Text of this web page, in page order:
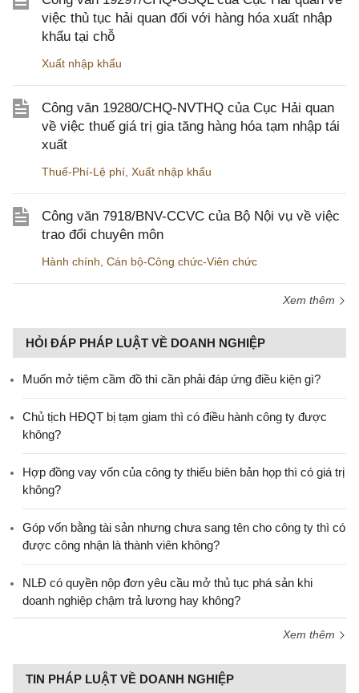
việc thủ tục hải quan đối với hàng hóa xuất nhập
khẩu tại chỗ
Xuất nhập khẩu
Công văn 19280/CHQ-NVTHQ của Cục Hải quan
về việc thuế giá trị gia tăng hàng hóa tạm nhập tái
xuất
Thuế-Phí-Lệ phí Xuất nhập khẩu
Công văn 7918/BNV-CCVC của Bộ Nội vụ về việc
trao đổi chuyên môn
Hành chính Cán bộ-Công chức-Viên chức
Xem thêm
HỎI ĐÁP PHÁP LUẬT VỀ DOANH NGHIỆP
Muốn mở tiệm cầm đồ thì cần phải đáp ứng điều kiện gì?
Chủ tịch HĐQT bị tạm giam thì có điều hành công ty được
không?
Hợp đồng vay vốn của công ty thiếu biên bản họp thì có giá trị
không?
Góp vốn bằng tài sản nhưng chưa sang tên cho công ty thì có
được công nhận là thành viên không?
NLĐ có quyền nộp đơn yêu cầu mở thủ tục phá sản khi
doanh nghiệp chậm trả lương hay không?
Xem thêm
TIN PHÁP LUẬT VỀ DOANH NGHIỆP